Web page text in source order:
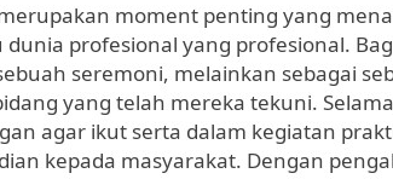
moment penting yang
profesional yang profesional.
seremoni, melainkan sebagai
yang telah mereka tekuni.
agar ikut serta dalam kegiatan
kepada masyarakat. Dengan